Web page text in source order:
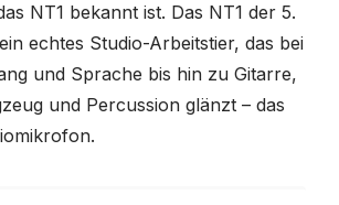
NT1 bekannt ist. Das NT1 der 5.
echtes Studio-Arbeitstier, das bei
und Sprache bis hin zu Gitarre,
und Percussion glänzt – das